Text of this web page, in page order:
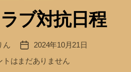
ゴ
リ
ブ対抗日程
ん
投
稿
日
2024年10月21日
トはまだありません